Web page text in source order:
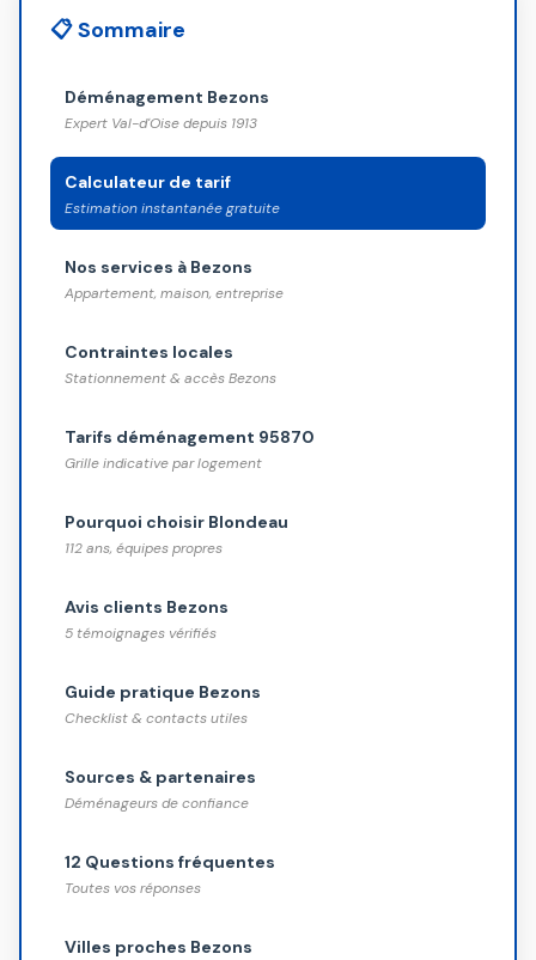
📋 Sommaire
Déménagement Bezons
Expert Val-d'Oise depuis 1913
Calculateur de tarif
Estimation instantanée gratuite
Nos services à Bezons
Appartement, maison, entreprise
Contraintes locales
Stationnement & accès Bezons
Tarifs déménagement 95870
Grille indicative par logement
Pourquoi choisir Blondeau
112 ans, équipes propres
Avis clients Bezons
5 témoignages vérifiés
Guide pratique Bezons
Checklist & contacts utiles
Sources & partenaires
Déménageurs de confiance
12 Questions fréquentes
Toutes vos réponses
Villes proches Bezons